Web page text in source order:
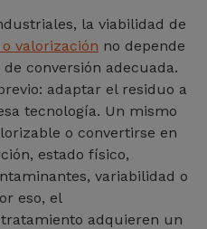
la viabilidad de
valorización no depende
conversión adecuada.
adaptar el residuo a
tecnología. Un mismo
o convertirse en
estado físico,
variabilidad o
eso, el
adquieren un